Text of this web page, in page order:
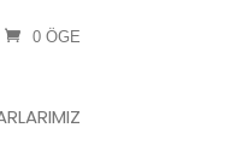
0 ÖGE